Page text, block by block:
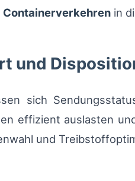
Containerverkehren in
und
sich
effizient auslasten
und